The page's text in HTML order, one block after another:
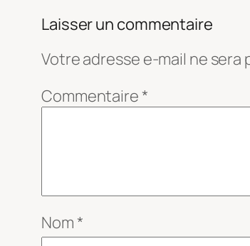
Laisser un commentaire
Votre adresse e-mail ne sera
Commentaire *
Nom *